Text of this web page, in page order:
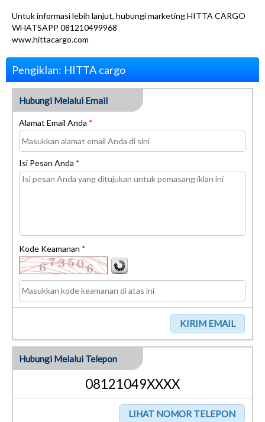
Untuk informasi lebih lanjut, hubungi marketing HITTA CARGO
WHATSAPP 081210499968
www.hittacargo.com
Pengiklan: HITTA cargo
Hubungi Melalui Email
Alamat Email Anda *
Isi Pesan Anda *
Kode Keamanan *
Hubungi Melalui Telepon
08121049XXXX